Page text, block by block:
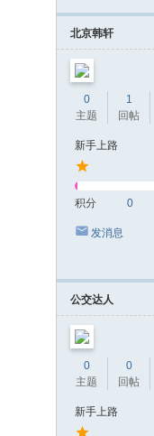
北京韩轩
0
主题
1
回帖
新手上路
积分 0
发消息
公交达人
0
主题
0
回帖
新手上路